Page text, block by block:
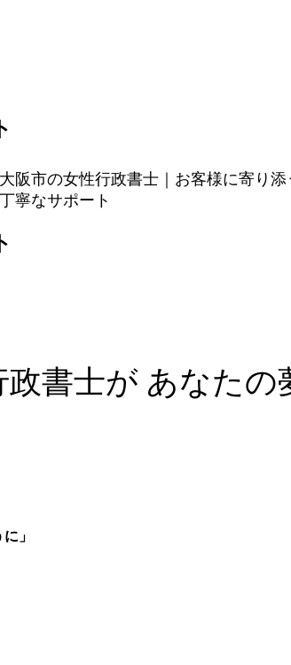
大阪市の女性行政書士｜お客様に寄り添
丁寧なサポート
書士が あなたの
」